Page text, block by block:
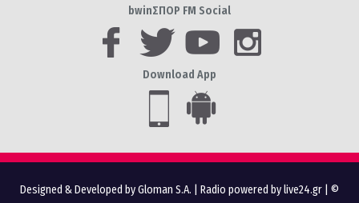
bwinΣΠΟΡ FM Social
Download App
Designed & Developed by Gloman S.A. Radio powered by live24.gr | ©